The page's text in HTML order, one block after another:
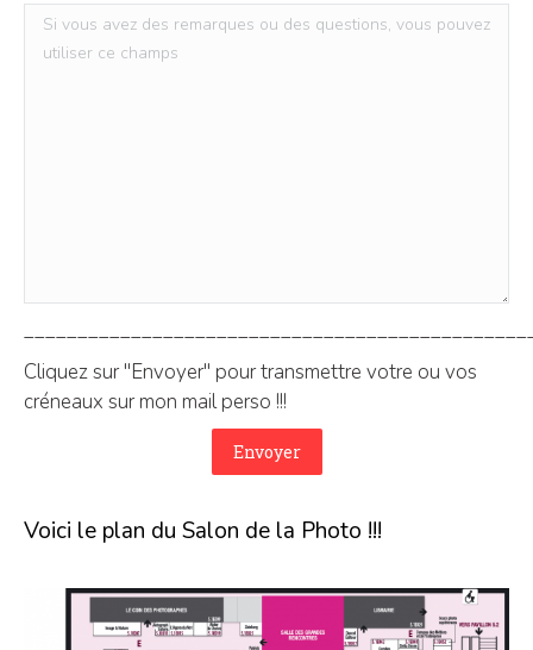
Cliquez sur "Envoyer" pour transmettre votre ou vos
créneaux sur mon mail perso !!!
Voici le plan du Salon de la Photo !!!